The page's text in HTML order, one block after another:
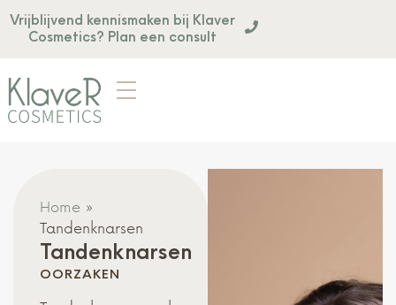
Vrijblijvend kennismaken bij Klaver
Cosmetics? Plan een consult
Home »
Tandenknarsen
Tandenknarsen
OORZAKEN